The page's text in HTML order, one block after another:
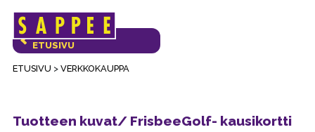
Päävalikko
ETUSIVU > VERKKOKAUPPA
VERKKOKAUPAN
ETUSIVU
Tuotteen kuvat/ FrisbeeGolf- kausikortti